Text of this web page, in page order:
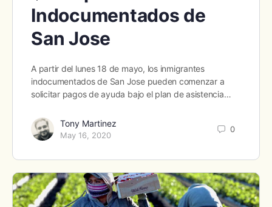
Indocumentados de
San Jose
A partir del lunes 18 de mayo, los inmigrantes
indocumentados de San Jose pueden comenzar a
solicitar pagos de ayuda bajo el plan de asistencia…
Tony Martinez
May 16, 2020
0